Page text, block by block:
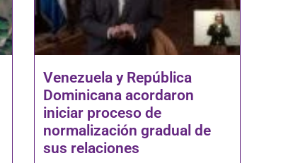
Venezuela y República
Dominicana acordaron
iniciar proceso de
normalización gradual de
sus relaciones